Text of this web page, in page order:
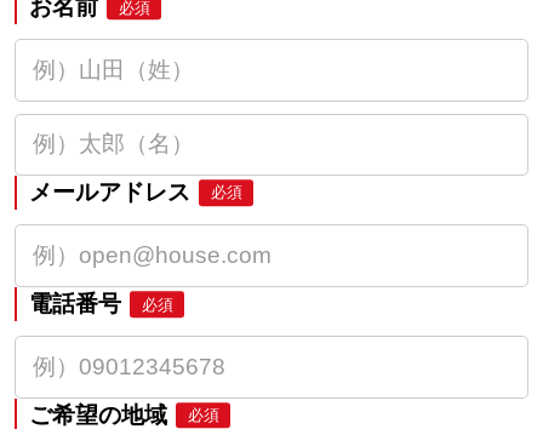
お名前 必須
メールアドレス 必須
電話番号 必須
ご希望の地域 必須